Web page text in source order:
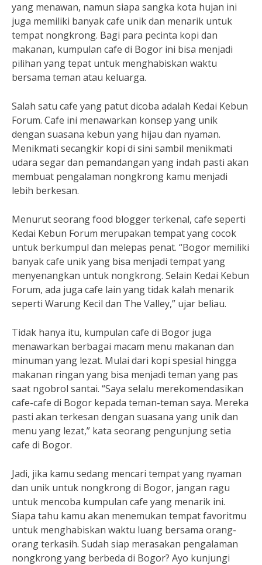
yang menawan, namun siapa sangka kota hujan ini
juga memiliki banyak cafe unik dan menarik untuk
tempat nongkrong. Bagi para pecinta kopi dan
makanan, kumpulan cafe di Bogor ini bisa menjadi
pilihan yang tepat untuk menghabiskan waktu
bersama teman atau keluarga.
Salah satu cafe yang patut dicoba adalah Kedai Kebun
Forum. Cafe ini menawarkan konsep yang unik
dengan suasana kebun yang hijau dan nyaman.
Menikmati secangkir kopi di sini sambil menikmati
udara segar dan pemandangan yang indah pasti akan
membuat pengalaman nongkrong kamu menjadi
lebih berkesan.
Menurut seorang food blogger terkenal, cafe seperti
Kedai Kebun Forum merupakan tempat yang cocok
untuk berkumpul dan melepas penat. “Bogor memiliki
banyak cafe unik yang bisa menjadi tempat yang
menyenangkan untuk nongkrong. Selain Kedai Kebun
Forum, ada juga cafe lain yang tidak kalah menarik
seperti Warung Kecil dan The Valley,” ujar beliau.
Tidak hanya itu, kumpulan cafe di Bogor juga
menawarkan berbagai macam menu makanan dan
minuman yang lezat. Mulai dari kopi spesial hingga
makanan ringan yang bisa menjadi teman yang pas
saat ngobrol santai. “Saya selalu merekomendasikan
cafe-cafe di Bogor kepada teman-teman saya. Mereka
pasti akan terkesan dengan suasana yang unik dan
menu yang lezat,” kata seorang pengunjung setia
cafe di Bogor.
Jadi, jika kamu sedang mencari tempat yang nyaman
dan unik untuk nongkrong di Bogor, jangan ragu
untuk mencoba kumpulan cafe yang menarik ini.
Siapa tahu kamu akan menemukan tempat favoritmu
untuk menghabiskan waktu luang bersama orang-
orang terkasih. Sudah siap merasakan pengalaman
nongkrong yang berbeda di Bogor? Ayo kunjungi